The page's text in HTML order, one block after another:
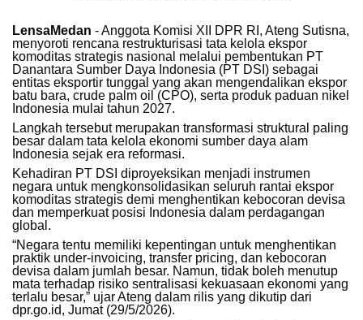
LensaMedan - Anggota Komisi XII DPR RI, Ateng Sutisna,
menyoroti rencana restrukturisasi tata kelola ekspor
komoditas strategis nasional melalui pembentukan PT
Danantara Sumber Daya Indonesia (PT DSI) sebagai
entitas eksportir tunggal yang akan mengendalikan ekspor
batu bara, crude palm oil (CPO), serta produk paduan nikel
Indonesia mulai tahun 2027.
Langkah tersebut merupakan transformasi struktural paling
besar dalam tata kelola ekonomi sumber daya alam
Indonesia sejak era reformasi.
Kehadiran PT DSI diproyeksikan menjadi instrumen
negara untuk mengkonsolidasikan seluruh rantai ekspor
komoditas strategis demi menghentikan kebocoran devisa
dan memperkuat posisi Indonesia dalam perdagangan
global.
“Negara tentu memiliki kepentingan untuk menghentikan
praktik under-invoicing, transfer pricing, dan kebocoran
devisa dalam jumlah besar. Namun, tidak boleh menutup
mata terhadap risiko sentralisasi kekuasaan ekonomi yang
terlalu besar,” ujar Ateng dalam rilis yang dikutip dari
dpr.go.id, Jumat (29/5/2026).